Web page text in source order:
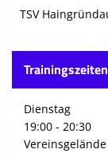
TSV
Trainingszeiten
Dienstag
19:00 - 20:30